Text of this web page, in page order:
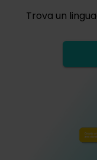
Trova un